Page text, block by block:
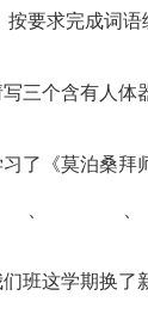
按要求完成词语
写三个含
习了《莫泊桑拜
、
们班这学期换了